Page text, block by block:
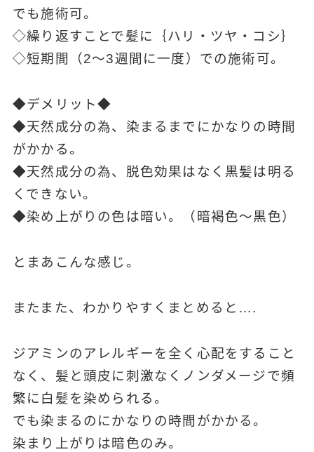
でも施術可。
◇繰り返すことで髪に｛ハリ・ツヤ・コシ｝
◇短期間（2～3週間に一度）での施術可。
◆デメリット◆
◆天然成分の為、染まるまでにかなりの時間
がかかる。
◆天然成分の為、脱色効果はなく黒髪は明る
くできない。
◆染め上がりの色は暗い。（暗褐色～黒色）
とまあこんな感じ。
またまた、わかりやすくまとめると….
ジアミンのアレルギーを全く心配をすること
なく、髪と頭皮に刺激なくノンダメージで頻
繁に白髪を染められる。
でも染まるのにかなりの時間がかかる。
染まり上がりは暗色のみ。